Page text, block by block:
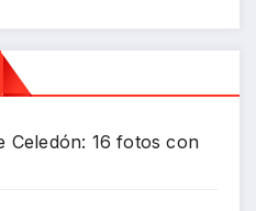
Celedón: 16 fotos con